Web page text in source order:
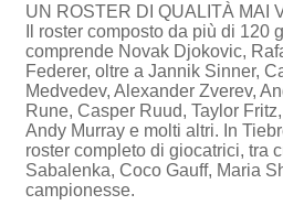
UN ROSTER DI QUALITÀ MAI
Il roster composto da più di 120
comprende Novak Djokovic,
Federer, oltre a Jannik Sinner,
Medvedev, Alexander Zverev,
Rune, Casper Ruud, Taylor
Andy Murray e molti altri. In
roster completo di giocatrici, tra
Sabalenka, Coco Gauff, Maria
campionesse.